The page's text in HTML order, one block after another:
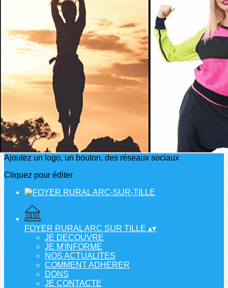
Exporter les lignes sélectionnées
Exporter toutes les colonnes
Exporter uniquement les colonnes affichées
Menu
Images de la page d'accueil
Cliquez pour éditer
Ajoutez un logo, un bouton, des réseaux sociaux
Cliquez pour éditer
FOYER RURAL ARC SUR TILLE ▴▾
JE DECOUVRE
JE M'INFORME
NOS ACTUALITES
COMMENT ADHERER
DONS
JE CONTACTE